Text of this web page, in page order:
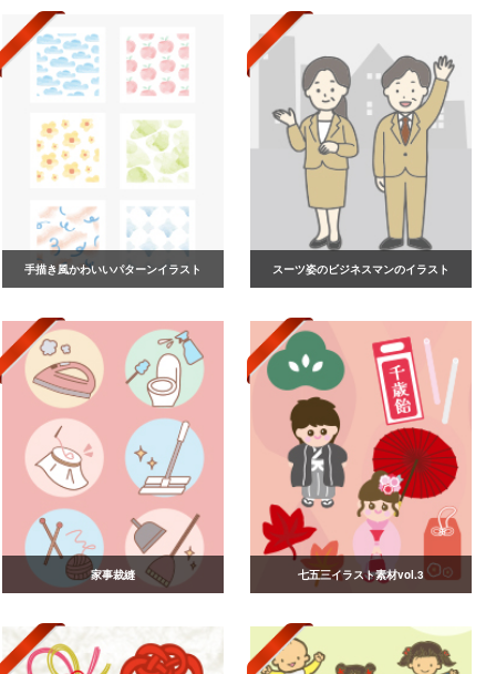
手描き風かわいいパターンイラスト スーツ姿のビジネスマンのイラスト
家事裁縫 七五三イラスト素材vol.3